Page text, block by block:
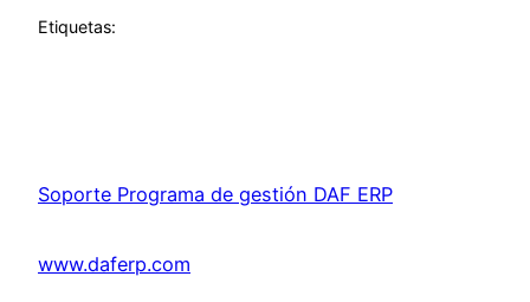
Etiquetas:
Soporte Programa de gestión DAF ERP
www.daferp.com